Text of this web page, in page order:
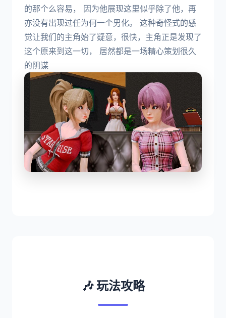
的那个么容易， 因为他展现这里似乎除了他，再
亦没有出现过任为何一个男化。 这种奇怪式的感
觉让我们的主角始了疑意，很快，主角正是发现了
这个原来到这一切， 居然都是一场精心策划很久
的阴谋
🎶 玩法攻略